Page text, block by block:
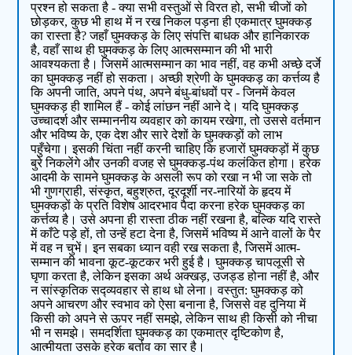
प्रश्‍न हो सकता है - क्या सभी वस्‍तुओं से विरत हो, सभी चीजों को
छोड़कर, कुछ भी हाथ में न रख निकल पड़ना ही एकमात्र घुमक्कड़
का रास्‍ता है? जहाँ घुमक्कड़ के लिए संपत्ति बाधक और हानिकारक
है, वहाँ साथ ही घुमक्कड़ के लिए आत्‍मसम्‍मान की भी भारी
आवश्‍यकता है। जिसमें आत्‍मसम्‍मान का भाव नहीं, वह कभी अच्‍छे दर्जे
का घुमक्कड़ नहीं हो सकता। अच्छी श्रेणी के घुमक्कड़ का कर्त्तव्‍य है
कि अपनी जाति, अपने पंथ, अपने बंधु-बांधवों पर - जिनमें केवल
घुमक्कड़ ही शामिल हैं - कोई लांछन नहीं आने दे। यदि घुमक्कड़
उच्‍चादर्श और सम्‍माननीय व्‍यवहार को कायम रखेगा, तो उससे वर्तमान
और भविष्‍य के, एक देश और सारे देशों के घुमक्कड़ों को लाभ
पहुँचेगा। इसकी चिंता नहीं करनी चाहिए कि हजारों घुमक्कड़ों में कुछ
बुरे निकलेंगे और उनकी वजह से घुमक्कड़-पंथ कलंकित होगा। हरेक
आदमी के सामने घुमक्कड़ के असली रूप को रखा न भी जा सके तो
भी गुणग्राही, संस्कृत, बहुश्रुत, दूरदूर्शी नर-नारियों के हृदय में
घुमक्कड़ों के प्रति विशेष आदरभाव पैदा करना हरेक घुमक्कड़ का
कर्त्तव्‍य है। उसे अपना ही रास्‍ता ठीक नहीं रखना है, बल्कि यदि रास्‍ते
में काँटे पड़े हों, तो उन्‍हें हटा देना है, जिसमें भविष्‍य में आने वालों के पैर
में वह न चुभें। इन सबका ध्‍यान वही रख सकता है, जिसमें आत्‍म-
सम्‍मान की भावना कूट-कूटकर भरी हुई है। घुमक्कड़ चापलूसी से
घृणा करता है, लेकिन इसका अर्थ अक्‍खड़, उजड्ड होना नहीं है, और
न सांस्‍कृतिक सद्व्‍यवहार से हाथ धो लेना। वस्‍तुत: घुमक्कड़ को
अपने आचरण और स्वभाव को ऐसा बनाना है, जिससे वह दुनिया में
किसी को अपने से ऊपर नहीं समझे, लेकिन साथ ही किसी को नीचा
भी न समझे। समदर्शिता घुमक्कड़ का एकमात्र दृष्टिकोण है,
आत्‍मीयता उसके हरेक बर्ताव का सार है।